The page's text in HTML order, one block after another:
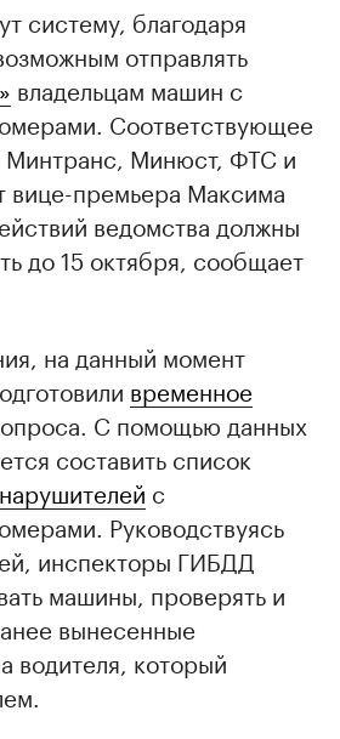
систему, благодаря
отправлять
владельцам машин с
Соответствующее
Минюст, ФТС и
вице-премьера Максима
ведомства должны
до 15 октября, сообщает
на данный момент
временное
С помощью данных
составить список
с
Руководствуясь
инспекторы ГИБДД
машины, проверять и
вынесенные
водителя, который